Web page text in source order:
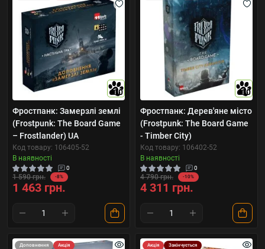
10
Фростпанк: Замерзлі землі
(Frostpunk: The Board Game
– Frostlander) UA
Код товару: 106405-52
В наявності
0
1 590 грн. -8%
1 463 грн.
10
Фростпанк: Дерев'яне місто
(Frostpunk: The Board Game
- Timber City)
Код товару: 106402-52
В наявності
0
4 790 грн. -10%
4 311 грн.
Доповнення Акція Акція
Закінчується